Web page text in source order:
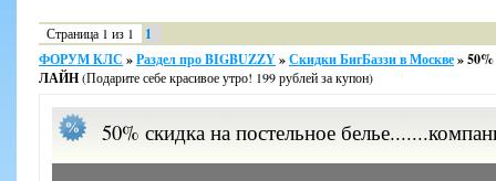
Страница 1 из 1
1
ФОРУМ КЛС »Раздел про BIGBUZZY»Скидки БигБаззи в Москве»
ЛАЙН(Подарите себе красивое утро! 199 рублей за купон)
50% скидка на постельное